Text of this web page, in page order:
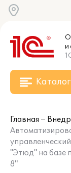
и
Каталог
Главная
"Этюд" на базе
8"